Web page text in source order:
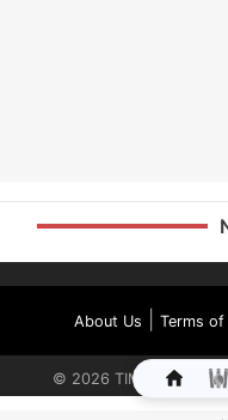
About Us Terms of
© 2026 TIMES